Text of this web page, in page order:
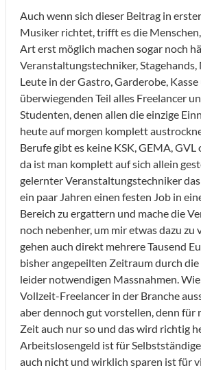
Auch wenn sich dieser Beitrag in
Musiker richtet, trifft es die
Art erst möglich machen sogar noch
Veranstaltungstechniker, Stagehands,
Leute in der Gastro, Garderobe,
überwiegenden Teil alles Freelancer
Studenten, denen allen die einzige
heute auf morgen komplett
Berufe gibt es keine KSK, GEMA,
da ist man komplett auf sich allein
gelernter Veranstaltungstechniker
ein paar Jahren einen festen Job in
Bereich zu ergattern und mache die
noch nebenher, um mir etwas dazu zu
gehen auch direkt mehrere Tausend
bisher angepeilten Zeitraum durch
leider notwendigen Massnahmen.
Vollzeit-Freelancer in der Branche
aber dennoch gut vorstellen, denn für
Zeit auch nur so und das wird richtig
Arbeitslosengeld ist für
auch nicht und wirklich sparen ist für